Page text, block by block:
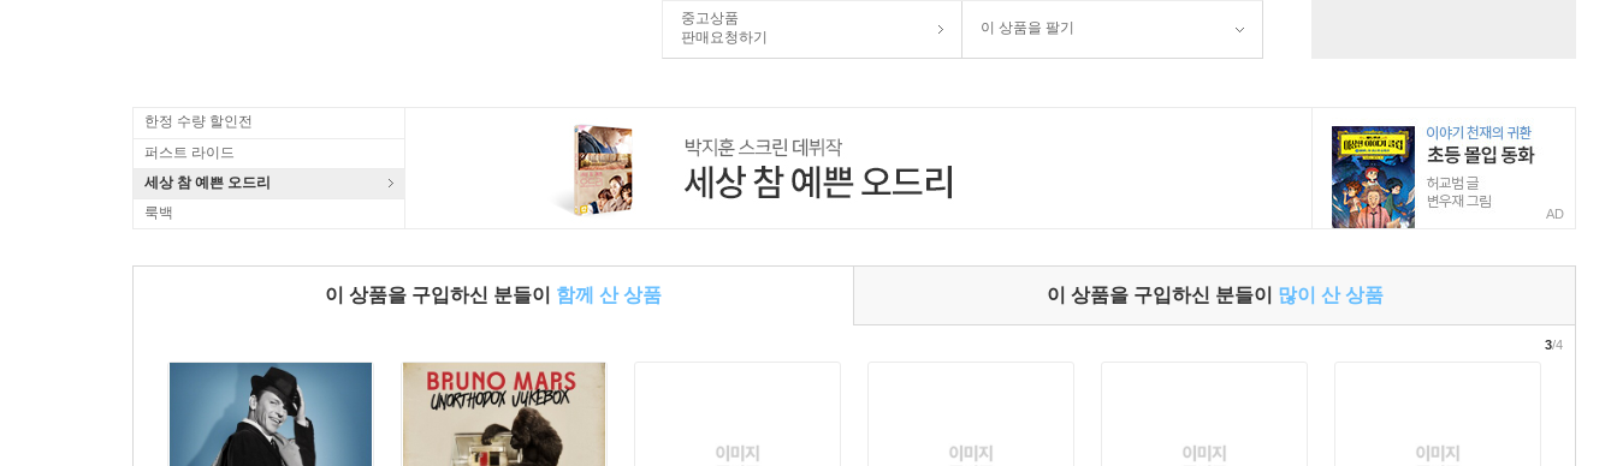
중고상품
판매요청하기
이 상품을 팔기
한정 수량 할인전
퍼스트 라이드
세상 참 예쁜 오드리
룩백
AD
이 상품을 구입하신 분들이 함께 산 상품 이 상품을 구입하신 분들이 많이 산 상품
3/4